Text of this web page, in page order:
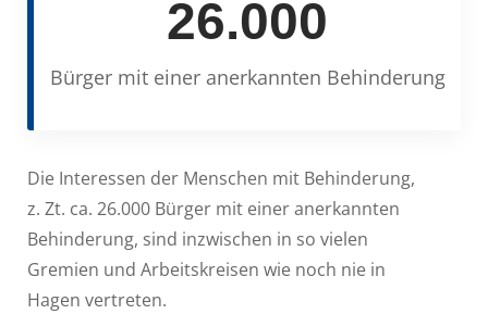
26.000
Bürger mit einer anerkannten Behinderung
Die Interessen der Menschen mit Behinderung,
z. Zt. ca. 26.000 Bürger mit einer anerkannten
Behinderung, sind inzwischen in so vielen
Gremien und Arbeitskreisen wie noch nie in
Hagen vertreten.